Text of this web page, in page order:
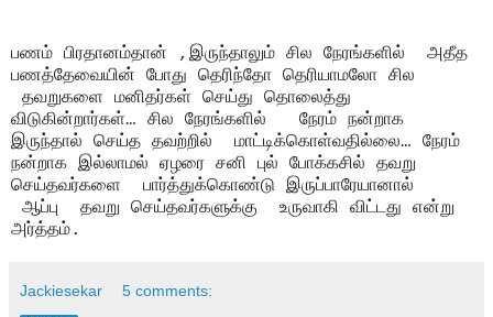
பணம் பிரதானம்தான் ,இருந்தாலும் சில நேரங்களில் அதீத
பணத்தேவையின் போது தெரிந்தோ தெரியாமலோ சில
தவறுகளை மனிதர்கள் செய்து தொலைத்து
விடுகின்றார்கள்… சில நேரங்களில் நேரம் நன்றாக
இருந்தால் செய்த தவற்றில் மாட்டிக்கொள்வதில்லை… நேரம்
நன்றாக இல்லாமல் ஏழரை சனி புல் போக்கசில் தவறு
செய்தவர்களை பார்த்துக்கொண்டு இருப்பாரேயானால்
ஆப்பு தவறு செய்தவர்களுக்கு உருவாகி விட்டது என்று
அர்த்தம்.
Jackiesekar 5 comments: